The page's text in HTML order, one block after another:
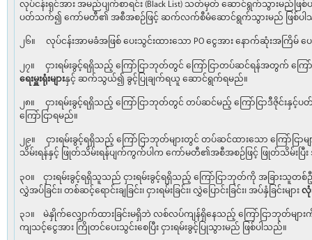
လုပ်ငန်းရှင်အား အမည်ပျက်စာရင်း (Black List) သတ်မှတ် ဆောင်ရွက်သွားမည်ဖြ
ပတ်သက်၍ ကော်မတီ၏ အစီအစဉ်ဖြင့် ဆက်လက်စီမံဆောင်ရွက်သွားမည် ဖြစ်ပါ
၂၆။ လုပ်ငန်းအာမခံအဖြစ် ပေးသွင်းထားသော PO ငွေအား နောက်ဆုံးအကြိမ် ပ
၂၇။ ငှားရမ်းခွင့်ရရှိသည့် ကြော်ငြာဘုတ်တွင် ကြော်ငြာတပ်ဆင်ရန်အတွက် ကြ
ရေးမှူးရုံးများနှင့် ဆက်သွယ်၍ ခွင့်ပြုချက်ရယူ ဆောင်ရွက်ရမည်။
၂၈။ ငှားရမ်းခွင့်ရရှိသည့် ကြော်ငြာဘုတ်တွင် တပ်ဆင်မည့် ကြော်ငြာဒီဇိုင်း
ကြော်ငြာရမည်။
၂၉။ ငှားရမ်းခွင့်ရရှိသည့် ကြော်ငြာဘုတ်များတွင် တပ်ဆင်ထားသော ကြော်င
သိမ်းရန်နှင့် ဖြုတ်သိမ်းရန်ပျက်ကွက်ပါက ကော်မတီ၏အစီအစဉ်ဖြင့် ဖြုတ်သိမ်းပြီ
၃၀။ ငှားရမ်းခွင့်ရရှိသူသည် ငှားရမ်းခွင့်ရရှိသည့် ကြော်ငြာဘုတ်ကို အခြား
လွှဲအပ်ခြင်း၊ တစ်ဆင့်ရောင်းချခြင်း၊ ငှားရမ်းခြင်း၊ လွှဲပြောင်းခြင်း၊ အပ်နှံခြင်းများလုံ
၃၁။ မဲနှိုက်လျှောက်ထားခြင်းမရှိဘဲ လစ်လပ်ကျန်ရှိနေသည့် ကြော်ငြာဘုတ်များ
ကျသင့်ငွေအား ကြိုတင်ပေးသွင်းစေပြီး ငှားရမ်းခွင့်ပြုသွားမည် ဖြစ်ပါသည်။